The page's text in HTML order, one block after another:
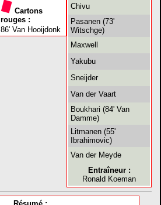
Cartons
rouges :
86' Van Hooijdonk
Chivu
Pasanen (73'
Witschge)
Maxwell
Yakubu
Sneijder
Van der Vaart
Boukhari (84' Van
Damme)
Litmanen (55'
Ibrahimovic)
Van der Meyde
Entraîneur :
Ronald Koeman